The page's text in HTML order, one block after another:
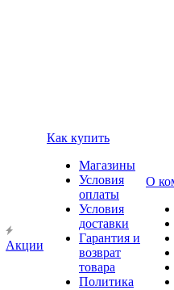
Акции
Как купить
Магазины
Условия
оплаты
Условия
доставки
Гарантия и
возврат
товара
Политика
О